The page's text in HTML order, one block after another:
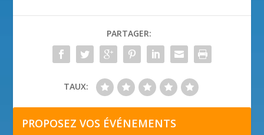
PARTAGER:
TAUX:
PROPOSEZ VOS ÉVÉNEMENTS